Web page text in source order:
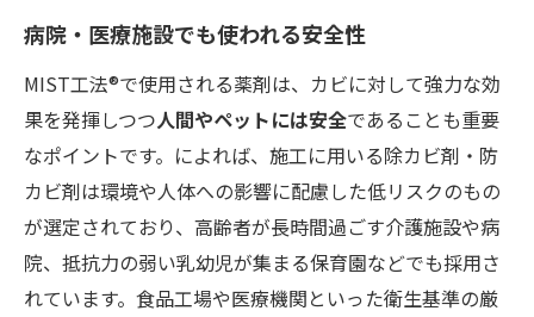
病院・医療施設でも使われる安全性
MIST工法®で使用される薬剤は、カビに対して強力な効
果を発揮しつつ人間やペットには安全であることも重要
なポイントです。​によれば、施工に用いる除カビ剤・防
カビ剤は環境や人体への影響に配慮した低リスクのもの
が選定されており、高齢者が長時間過ごす介護施設や病
院、抵抗力の弱い乳幼児が集まる保育園などでも採用さ
れています。食品工場や医療機関といった衛生基準の厳